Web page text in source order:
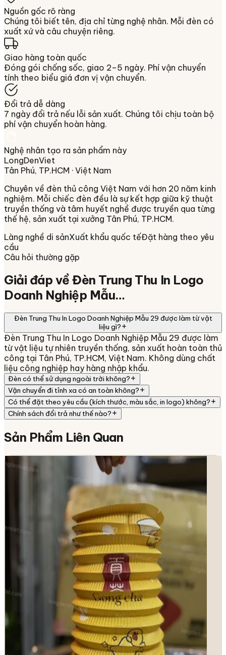
Nguồn gốc rõ ràng
Chúng tôi biết tên, địa chỉ từng nghệ nhân. Mỗi đèn có
xuất xứ và câu chuyện riêng.
Giao hàng toàn quốc
Đóng gói chống sốc, giao 2–5 ngày. Phí vận chuyển
tính theo biểu giá đơn vị vận chuyển.
Đổi trả dễ dàng
7 ngày đổi trả nếu lỗi sản xuất. Chúng tôi chịu toàn bộ
phí vận chuyển hoàn hàng.
Nghệ nhân tạo ra sản phẩm này
LongDenViet
Tân Phú, TP.HCM · Việt Nam
Chuyên về đèn thủ công Việt Nam với hơn 20 năm kinh
nghiệm. Mỗi chiếc đèn đều là sự kết hợp giữa kỹ thuật
truyền thống và tâm huyết nghề được truyền qua từng
thế hệ, sản xuất tại xưởng Tân Phú, TP.HCM.
Làng nghề di sảnXuất khẩu quốc tếĐặt hàng theo yêu
cầu
Câu hỏi thường gặp
Giải đáp vềĐèn Trung Thu In Logo
Doanh Nghiệp Mẫu…
Đèn Trung Thu In Logo Doanh Nghiệp Mẫu 29 được làm từ vật
liệu gì?
Đèn Trung Thu In Logo Doanh Nghiệp Mẫu 29 được làm
từ vật liệu tự nhiên truyền thống, sản xuất hoàn toàn thủ
công tại Tân Phú, TP.HCM, Việt Nam. Không dùng chất
liệu công nghiệp hay hàng nhập khẩu.
Đèn có thể sử dụng ngoài trời không?
Vận chuyển đi tỉnh xa có an toàn không?
Có thể đặt theo yêu cầu (kích thước, màu sắc, in logo) không?
Chính sách đổi trả như thế nào?
Sản Phẩm Liên Quan